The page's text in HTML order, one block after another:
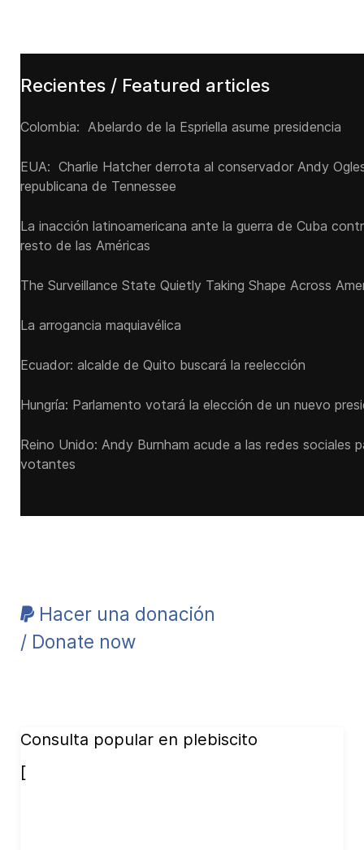
Recientes / Featured articles
Colombia: Abelardo de la Espriella asume presidencia
EUA: Charlie Hatcher derrota al conservador Andy
republicana de Tennessee
La inacción latinoamericana ante la guerra de Cuba
resto de las Américas
The Surveillance State Quietly Taking Shape Across
La arrogancia maquiavélica
Ecuador: alcalde de Quito buscará la reelección
Hungría: Parlamento votará la elección de un nuevo
Reino Unido: Andy ‌Burnham acude a las redes sociales
votantes
Hacer una donación
/ Donate now
Consulta popular en plebiscito
[